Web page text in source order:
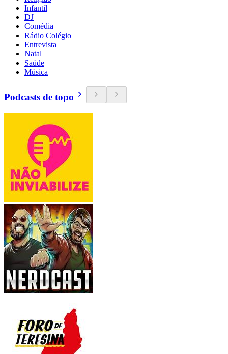
Infantil
DJ
Comédia
Rádio Colégio
Entrevista
Natal
Saúde
Música
Podcasts de topo